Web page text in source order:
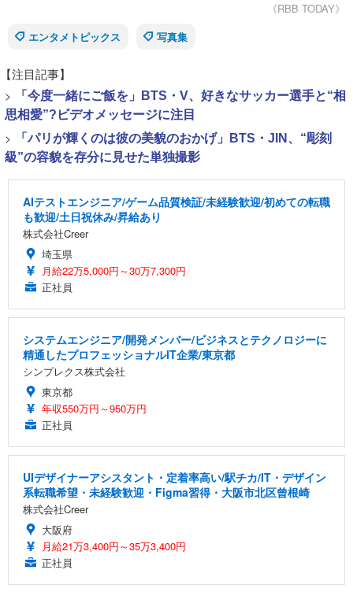
《RBB TODAY》
エンタメトピックス
写真集
【注目記事】
>
「今度一緒にご飯を」BTS・V、好きなサッカー選手と“相
思相愛”?ビデオメッセージに注目
>
「パリが輝くのは彼の美貌のおかげ」BTS・JIN、“彫刻
級”の容貌を存分に見せた単独撮影
AIテストエンジニア/ゲーム品質検証/未経験歓迎/初めての転職
も歓迎/土日祝休み/昇給あり
株式会社Creer
埼玉県
月給22万5,000円～30万7,300円
正社員
システムエンジニア/開発メンバー/ビジネスとテクノロジーに
精通したプロフェッショナルIT企業/東京都
シンプレクス株式会社
東京都
年収550万円～950万円
正社員
UIデザイナーアシスタント・定着率高い/駅チカ/IT・デザイン
系転職希望・未経験歓迎・Figma習得・大阪市北区曾根崎
株式会社Creer
大阪府
月給21万3,400円～35万3,400円
正社員